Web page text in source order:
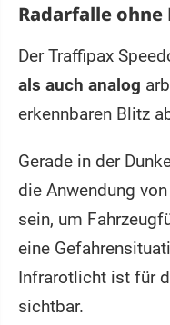
Radarfalle ohne
Der Traffipax
als auch analog
erkennbaren Blitz
Gerade in der
die Anwendung von
sein, um
eine
Infrarotlicht ist für
sichtbar.